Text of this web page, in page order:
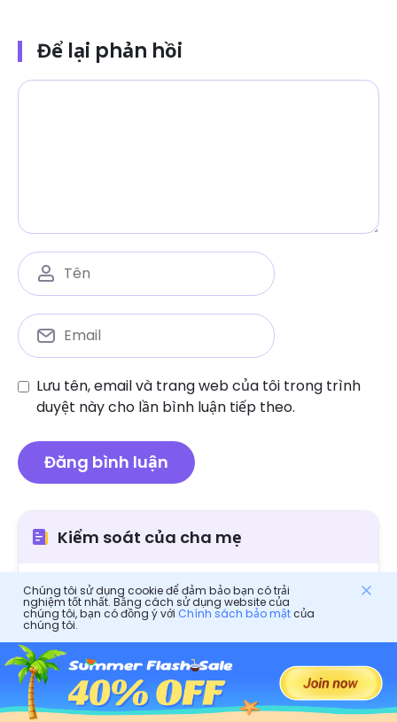
Để lại phản hồi
Lưu tên, email và trang web của tôi trong trình
duyệt này cho lần bình luận tiếp theo.
Kiểm soát của cha mẹ
Người hâm mộ là gì: Hướng dẫn đánh giá và an
toàn đầy đủ
Ứng dụng Amino có an toàn: Đánh giá ứng dụng
và Hướng dẫn an toàn cho phụ huynh không
Đánh giá ứng dụng tín hiệu: Bạn nên xem xét gì
FANVUE là gì: Hướng dẫn sử dụng và đánh giá đầy
Chúng tôi sử dụng cookie để đảm bảo bạn có trải
nghiệm tốt nhất. Bằng cách sử dụng website của
chúng tôi, bạn có đồng ý với Chính sách bảo mậtcủa
chúng tôi.